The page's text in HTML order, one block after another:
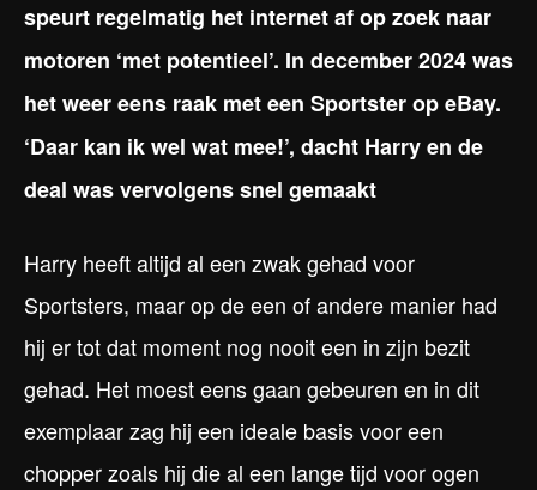
speurt regelmatig het internet af op zoek naar
motoren ‘met potentieel’. In december 2024 was
het weer eens raak met een Sportster op eBay.
‘Daar kan ik wel wat mee!’, dacht Harry en de
deal was vervolgens snel gemaakt
Harry heeft altijd al een zwak gehad voor
Sportsters, maar op de een of andere manier had
hij er tot dat moment nog nooit een in zijn bezit
gehad. Het moest eens gaan gebeuren en in dit
exemplaar zag hij een ideale basis voor een
chopper zoals hij die al een lange tijd voor ogen